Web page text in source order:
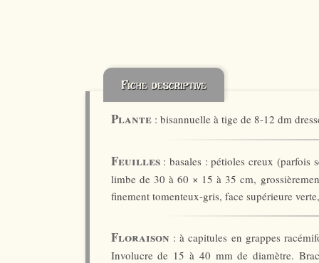
Fiche descriptive
Plante: bisannuelle à tige de 8-12 dm
Feuilles: basales : pétioles creux (parfois
limbe de 30 à 60 × 15 à 35 cm,
finement tomenteux-gris, face supérieure
Floraison : à capitules en grappes
Involucre de 15 à 40 mm de diamètre.